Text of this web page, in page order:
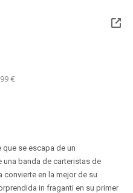
€
se escapa de un
banda de carteristas de
convierte en la mejor de su
in fraganti en su primer